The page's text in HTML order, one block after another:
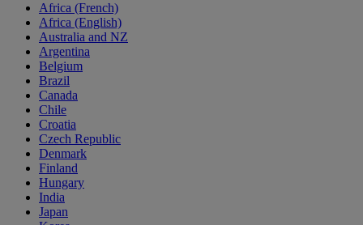
Africa (French)
Africa (English)
Australia and NZ
Argentina
Belgium
Brazil
Canada
Chile
Croatia
Czech Republic
Denmark
Finland
Hungary
India
Japan